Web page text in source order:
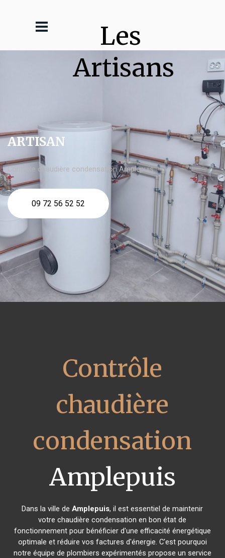
Les
Artisans
ARTISAN
Contrôle chaudière condensation Amplepuis
09 72 56 52 52
Contrôle
chaudière
condensation
Amplepuis
Dans la ville deAmplepuis, il est essentiel de maintenir
votre chaudière condensation en bon état de
fonctionnement pour bénéficier d'une efficacité énergétique
optimale et réduire vos factures d'énergie. C'est pourquoi
notre équipe de plombiers expérimentés propose un service